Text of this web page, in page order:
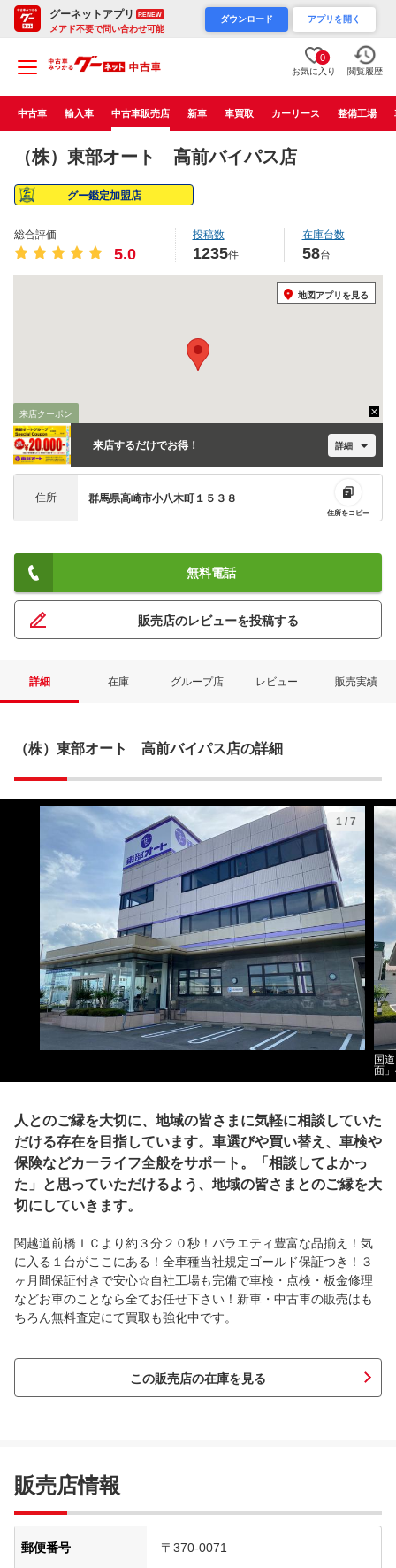
グーネットアプリ RENEW
メアド不要で問い合わせ可能
ダウンロード アプリを開く
0
お気に入り 閲覧履歴
中古車 輸入車 中古車販売店 新車 車買取 カーリース 整備工場
（株）東部オート 高前バイパス店
グー鑑定加盟店
総合評価
5.0
投稿数
1235件
在庫台数
58台
来店クーポン
来店するだけでお得！ 詳細
地図アプリを見る
住所 群馬県高崎市小八木町１５３８
住所をコピー
無料電話
販売店のレビューを投稿する
詳細 在庫 グループ店 レビュー 販売実績
（株）東部オート 高前バイパス店の詳細
1 / 7
国
面
人とのご縁を大切に、地域の皆さまに気軽に相談していた
だける存在を目指しています。車選びや買い替え、車検や
保険などカーライフ全般をサポート。「相談してよかっ
た」と思っていただけるよう、地域の皆さまとのご縁を大
切にしていきます。
関越道前橋ＩＣより約３分２０秒！バラエティ豊富な品揃え！気
に入る１台がここにある！全車種当社規定ゴールド保証つき！３
ヶ月間保証付きで安心☆自社工場も完備で車検・点検・板金修理
などお車のことなら全てお任せ下さい！新車・中古車の販売はも
ちろん無料査定にて買取も強化中です。
この販売店の在庫を見る
販売店情報
郵便番号 〒370-0071